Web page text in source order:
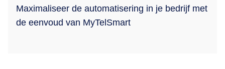
Maximaliseer de automatisering in je bedrijf met
de eenvoud van MyTelSmart